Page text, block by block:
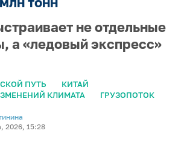
не отдельные
а «ледовый экспресс»
ПУТЬ
КИТАЙ
КЛИМАТА
ГРУЗОПОТОК
2026, 15:28